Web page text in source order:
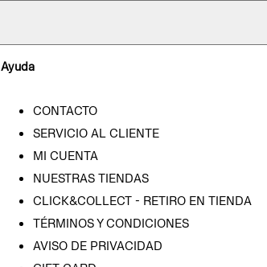
Ayuda
CONTACTO
SERVICIO AL CLIENTE
MI CUENTA
NUESTRAS TIENDAS
CLICK&COLLECT - RETIRO EN TIENDA
TÉRMINOS Y CONDICIONES
AVISO DE PRIVACIDAD